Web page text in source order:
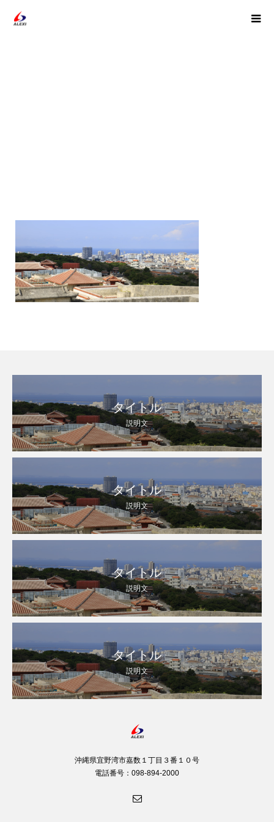
タイトル
説明文
タイトル
説明文
タイトル
説明文
タイトル
説明文
沖縄県宜野湾市嘉数１丁目３番１０号
電話番号：098-894-2000